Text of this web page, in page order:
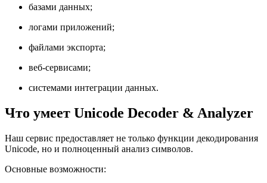
базами данных;
логами приложений;
файлами экспорта;
веб-сервисами;
системами интеграции данных.
Что умеет Unicode Decoder & Analyzer
Наш сервис предоставляет не только функции декодирования
Unicode, но и полноценный анализ символов.
Основные возможности: